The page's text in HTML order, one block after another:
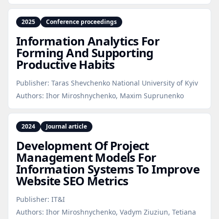
2025 Conference proceedings
Information Analytics For
Forming And Supporting
Productive Habits
Publisher: Taras Shevchenko National University of Kyiv
Authors: Ihor Miroshnychenko, Maxim Suprunenko
2024 Journal article
Development Of Project
Management Models For
Information Systems To Improve
Website SEO Metrics
Publisher: IT&I
Authors: Ihor Miroshnychenko, Vadym Ziuziun, Tetiana